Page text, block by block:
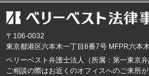
〒106-0032
東京都港区六本木一丁目8番7号 MFPR六本
ベリーベスト弁護士法人（所属：第一東京弁
ご相談の際はお近くのオフィスへのご来所が